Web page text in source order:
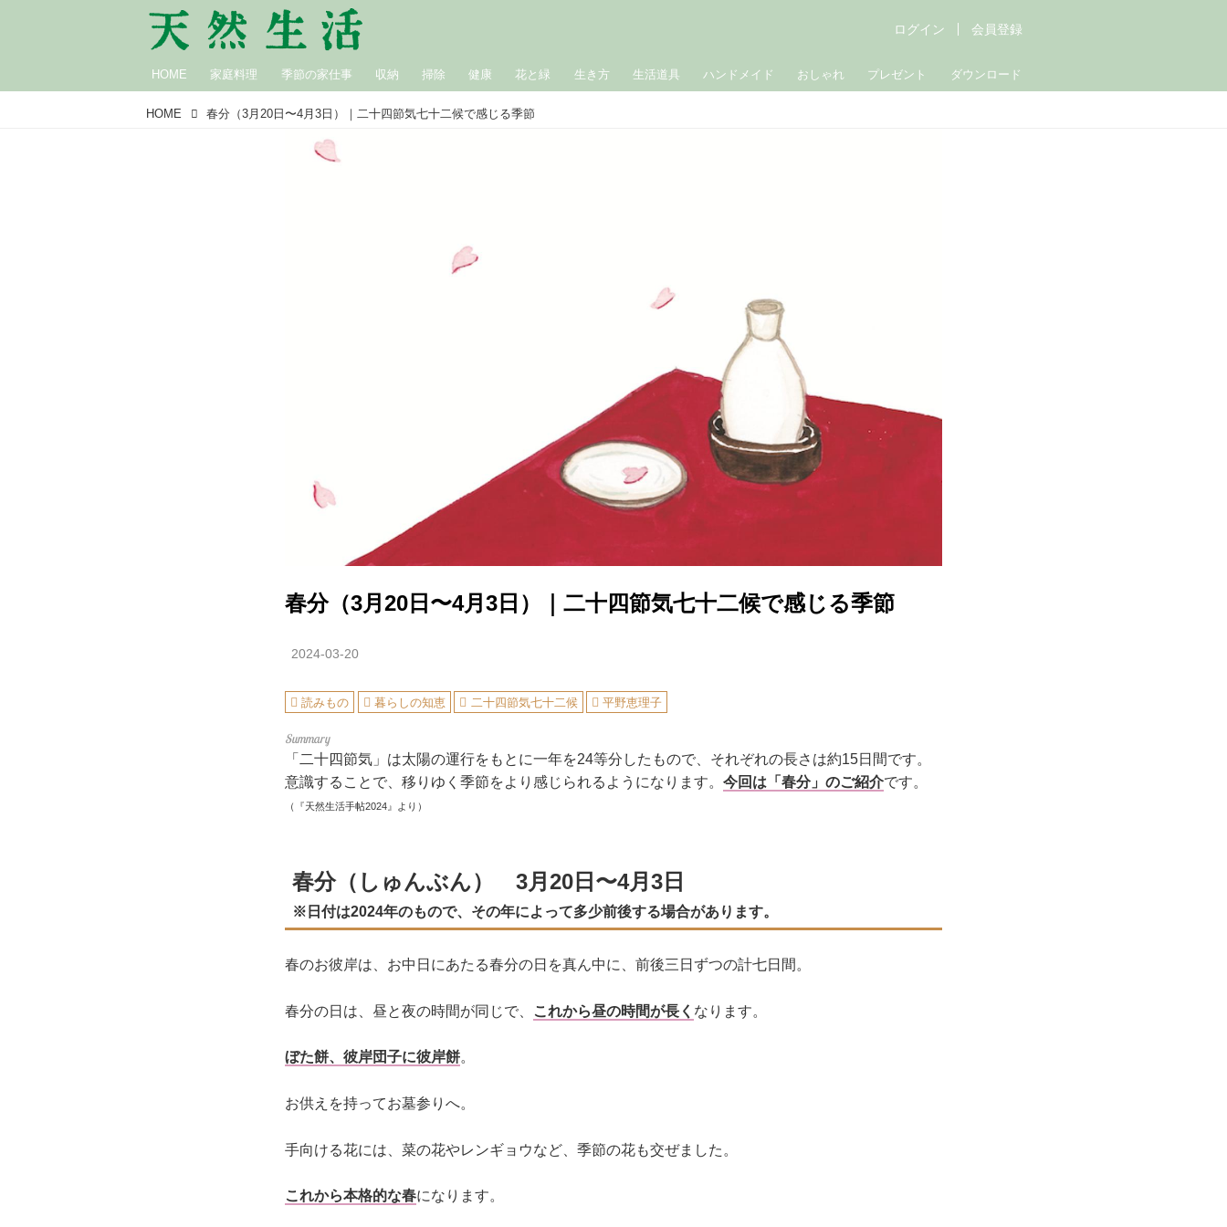
HOME 家庭料理 季節の家仕事 収納 掃除 健康 花と緑 生き方 生活道具 ハンドメイド おしゃれ プレゼント ダウンロード
ログイン 会員登録
HOME 春分（3月20日〜4月3日）｜二十四節気七十二候で感じる季節
春分（3月20日〜4月3日）｜二十四節気七十二候で感じる季節
2024-03-20
読みもの 暮らしの知恵 二十四節気七十二候 平野恵理子
「二十四節気」は太陽の運行をもとに一年を24等分したもので、それぞれの長さは約15日間です。
意識することで、移りゆく季節をより感じられるようになります。 今回は「春分」のご紹介です。
（『天然生活手帖2024』より）
春分（しゅんぶん） 3月20日〜4月3日
※日付は2024年のもので、その年によって多少前後する場合があります。
春のお彼岸は、お中日にあたる春分の日を真ん中に、前後三日ずつの計七日間。
春分の日は、昼と夜の時間が同じで、 これから昼の時間が長く なります。
ぼた餅、彼岸団子に彼岸餅。
お供えを持ってお墓参りへ。
手向ける花には、菜の花やレンギョウなど、季節の花も交ぜました。
これから本格的な春になります。